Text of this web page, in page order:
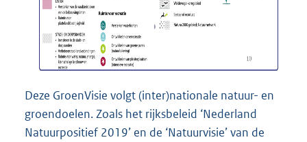
Deze GroenVisie volgt (inter)nationale natuur- en
groendoelen. Zoals het rijksbeleid ‘Nederland
Natuurpositief 2019’ en de ‘Natuurvisie’ van de